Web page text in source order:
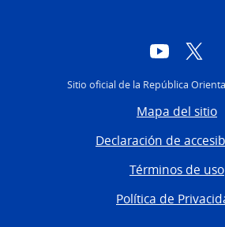
YouTube
Sitio oficial de la República
Mapa del sitio
Declaración de
Términos de uso
Política de